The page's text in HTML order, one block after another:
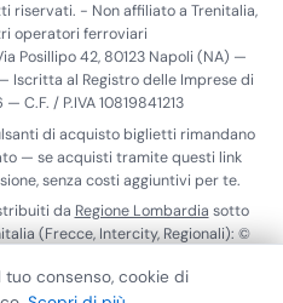
riservati. - Non affiliato a Trenitalia,
operatori ferroviari
Posillipo 42, 80123 Napoli (NA) —
Iscritta al Registro delle Imprese di
C.F. / P.IVA 10819841213
di acquisto biglietti rimandano
— se acquisti tramite questi link
senza costi aggiuntivi per te.
da Regione Lombardia sotto
(Frecce, Intercity, Regionali): ©
realtime Trenitalia:ViaggiaTreno
tuo consenso, cookie di